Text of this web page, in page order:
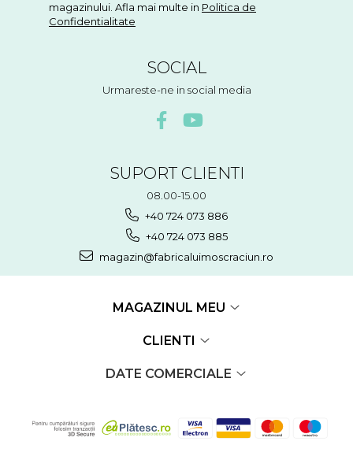
magazinului. Afla mai multe in Politica de
Confidentialitate
SOCIAL
Urmareste-ne in social media
SUPORT CLIENTI
08.00-15.00
+40 724 073 886
+40 724 073 885
magazin@fabricaluimoscraciun.ro
MAGAZINUL MEU
CLIENTI
DATE COMERCIALE